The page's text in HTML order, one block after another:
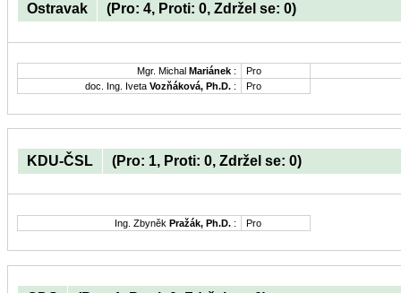
Ostravak (Pro: 4, Proti: 0, Zdržel se: 0)
Mgr. Michal Mariánek :
Pro
doc. Ing. Iveta Vozňáková, Ph.D. : Pro
KDU-ČSL (Pro: 1, Proti: 0, Zdržel se: 0)
Ing. Zbyněk Pražák, Ph.D. : Pro